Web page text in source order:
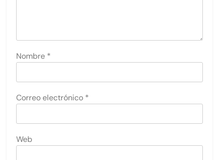
Nombre *
Correo electrónico *
Web